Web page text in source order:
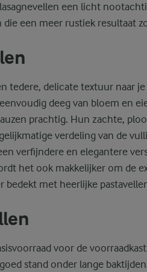
een licht
een meer rustiek resultaat
tedere, delicate textuur naar
deeg van bloem en
prachtig. Hun zachte,
verdeling van de
verfijndere en elegantere
het ook makkelijker om de
bedekt met heerlijke
voor de
stand onder lange